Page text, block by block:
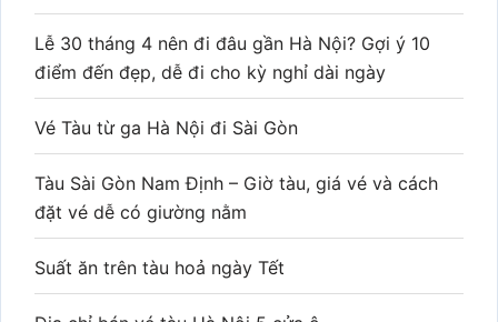
Lễ 30 tháng 4 nên đi đâu gần Hà Nội? Gợi ý 10
điểm đến đẹp, dễ đi cho kỳ nghỉ dài ngày
Vé Tàu từ ga Hà Nội đi Sài Gòn
Tàu Sài Gòn Nam Định – Giờ tàu, giá vé và cách
đặt vé dễ có giường nằm
Suất ăn trên tàu hoả ngày Tết